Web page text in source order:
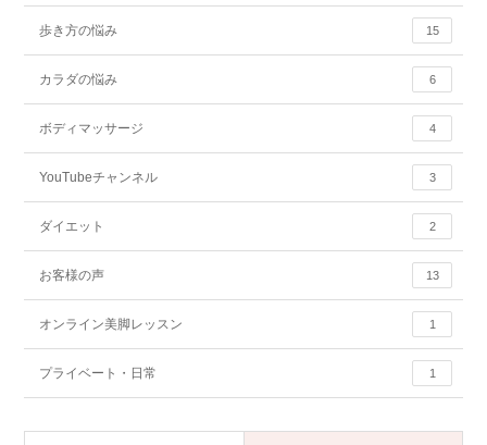
歩き方の悩み 15
カラダの悩み 6
ボディマッサージ 4
YouTubeチャンネル 3
ダイエット 2
お客様の声 13
オンライン美脚レッスン 1
プライベート・日常 1